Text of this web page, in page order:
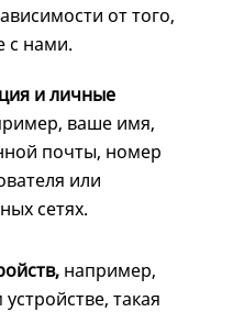
от того,
с нами.
и личные
ваше имя,
почты, номер
или
сетях.
например,
такая